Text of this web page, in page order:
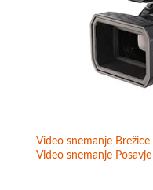
Video snemanje Brežice
Video snemanje Posavje